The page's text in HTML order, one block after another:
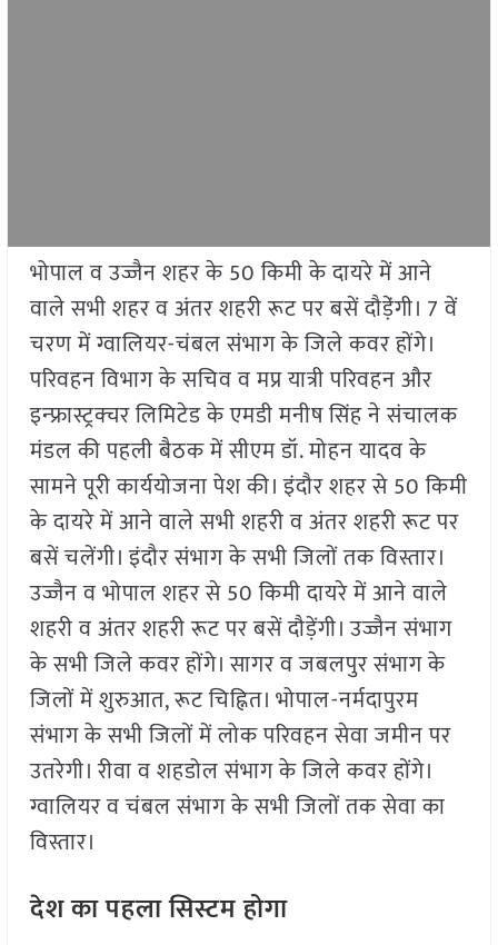
भोपाल व उज्जैन शहर के 50 किमी के दायरे में आने
वाले सभी शहर व अंतर शहरी रूट पर बसें दौडे़ंगी। 7 वें
चरण में ग्वालियर-चंबल संभाग के जिले कवर होंगे।
परिवहन विभाग के सचिव व मप्र यात्री परिवहन और
इन्फ्रास्ट्रक्चर लिमिटेड के एमडी मनीष सिंह ने संचालक
मंडल की पहली बैठक में सीएम डॉ. मोहन यादव के
सामने पूरी कार्ययोजना पेश की। इंदौर शहर से 50 किमी
के दायरे में आने वाले सभी शहरी व अंतर शहरी रूट पर
बसें चलेंगी। इंदौर संभाग के सभी जिलों तक विस्तार।
उज्जैन व भोपाल शहर से 50 किमी दायरे में आने वाले
शहरी व अंतर शहरी रूट पर बसें दौड़ेंगी। उज्जैन संभाग
के सभी जिले कवर होंगे। सागर व जबलपुर संभाग के
जिलों में शुरुआत, रूट चिह्नित। भोपाल-नर्मदापुरम
संभाग के सभी जिलों में लोक परिवहन सेवा जमीन पर
उतरेगी। रीवा व शहडोल संभाग के जिले कवर होंगे।
ग्वालियर व चंबल संभाग के सभी जिलों तक सेवा का
विस्तार।
देश का पहला सिस्टम होगा